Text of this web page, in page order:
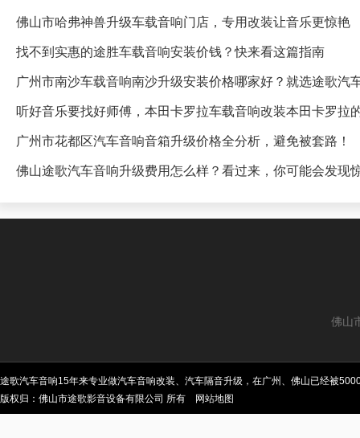
佛山市哈弗神兽升级车载音响门店，专用改装让音乐更惊艳
找不到实惠的途胜车载音响安装价钱？快来看这篇指南
广州市南沙车载音响南沙升级安装价格哪家好？就选途歌汽
听好音乐要找好师傅，本田卡罗拉车载音响改装本田卡罗拉
广州市花都区汽车音响音箱升级价格全分析，避免被套路！
佛山途歌汽车音响升级费用怎么样？看过来，你可能会发现
佛山
途歌汽车音响15年来专业做汽车音响改装、汽车隔音升级，在广州、佛山已经被
版权归：佛山市途歌影音设备有限公司 所有
网站地图